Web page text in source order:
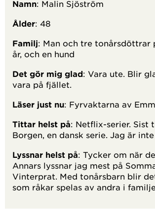
Namn: Malin Sjöström
Ålder: 48
Familj: Man och tre tonårsdöttrar
år, och en hund
Det gör mig glad: Vara ute. Blir
vara på fjället.
Läser just nu: Fyrvaktarna av
Tittar helst på: Netflix-serier. Sist
Borgen, en dansk serie. Jag är
Lyssnar helst på: Tycker om när
Annars lyssnar jag mest på
Vinterprat. Med tonårsbarn blir
som råkar spelas av andra i